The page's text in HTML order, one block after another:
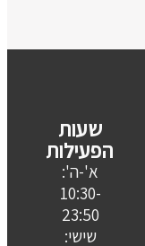
שעות
הפעילות
א'-ה':
10:30-
23:50
שישי: